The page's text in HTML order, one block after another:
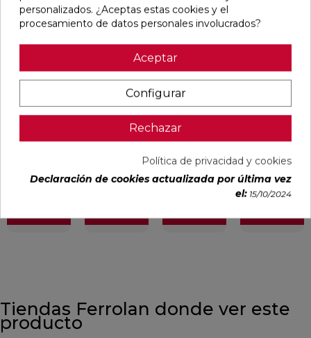
NATURAL
120X240
PVP
PULIDO
120X240
RECTIFICADO
PVP
IMPULSE
WHITE MATE
31,6X100
RECTIFICADO
91080301
PVP
36,18 €
BLANCO
GLOSS
PVP
25,29 €
/m²
Tiendas Ferrolan donde ver este
producto
personalizados. ¿Aceptas estas cookies y el
procesamiento de datos personales involucrados?
Aceptar
Configurar
Rechazar
Política de privacidad y cookies
Declaración de cookies actualizada por última vez
el: 15/10/2024